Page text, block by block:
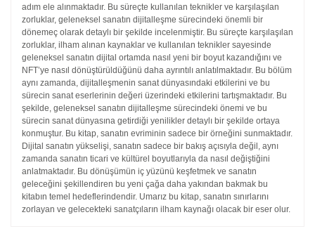
adım ele alınmaktadır. Bu süreçte kullanılan teknikler ve karşılaşılan
zorluklar, geleneksel sanatın dijitalleşme sürecindeki önemli bir
dönemeç olarak detaylı bir şekilde incelenmiştir. Bu süreçte karşılaşılan
zorluklar, ilham alınan kaynaklar ve kullanılan teknikler sayesinde
geleneksel sanatın dijital ortamda nasıl yeni bir boyut kazandığını ve
NFT’ye nasıl dönüştürüldüğünü daha ayrıntılı anlatılmaktadır. Bu bölüm
aynı zamanda, dijitalleşmenin sanat dünyasındaki etkilerini ve bu
sürecin sanat eserlerinin değeri üzerindeki etkilerini tartışmaktadır. Bu
şekilde, geleneksel sanatın dijitalleşme sürecindeki önemi ve bu
sürecin sanat dünyasına getirdiği yenilikler detaylı bir şekilde ortaya
konmuştur. Bu kitap, sanatın evriminin sadece bir örneğini sunmaktadır.
Dijital sanatın yükselişi, sanatın sadece bir bakış açısıyla değil, aynı
zamanda sanatın ticari ve kültürel boyutlarıyla da nasıl değiştiğini
anlatmaktadır. Bu dönüşümün iç yüzünü keşfetmek ve sanatın
geleceğini şekillendiren bu yeni çağa daha yakından bakmak bu
kitabın temel
hedeflerindendir. Umarız bu kitap, sanatın sınırlarını
zorlayan ve gelecekteki sanatçıların ilham kaynağı olacak bir eser olur.